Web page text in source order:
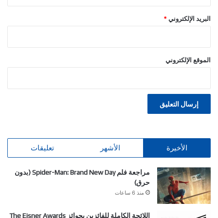
البريد الإلكتروني *
الموقع الإلكتروني
الأخيرة الأشهر تعليقات
مراجعة فلم Spider-Man: Brand New Day (بدون
حرق)
منذ 6 ساعات
اللائحة الكاملة للفائزين بجوائز The Eisner Awards